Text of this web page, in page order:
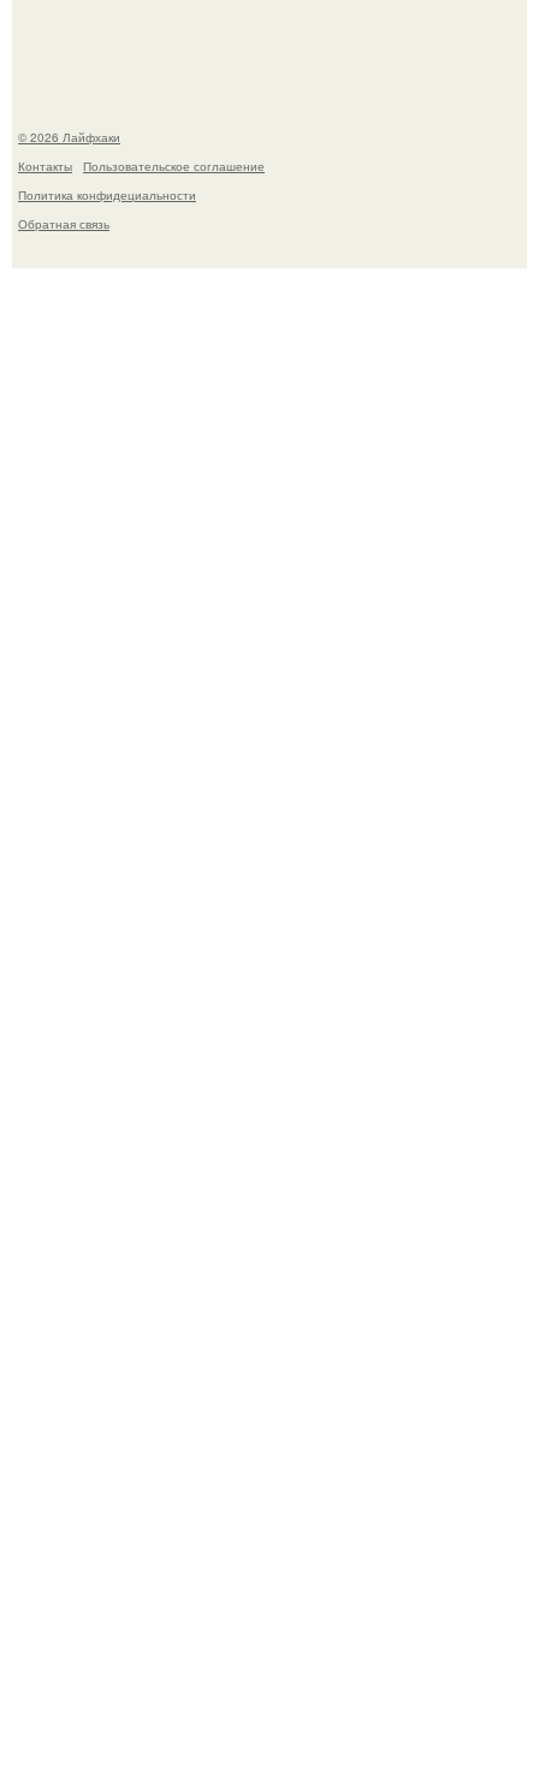
© 2026 Лайфхаки
Контакты
Пользовательское соглашение
Политика конфидециальности
Обратная связь